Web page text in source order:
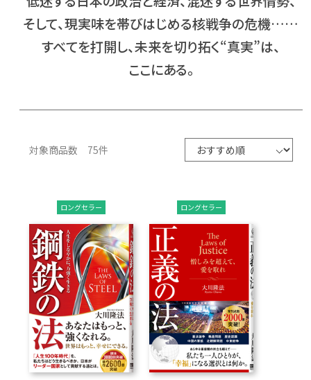
雑誌
外国語
そして、現実味を帯びはじめる核戦争の危機……
すべてを打開し、未来を切り拓く“真実”は、
ここにある。
対象商品数 75件
ロングセラー ロングセラー